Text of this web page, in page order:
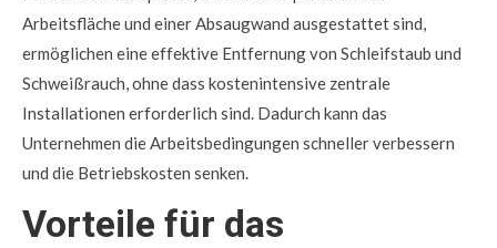
Arbeitsfläche und einer Absaugwand ausgestattet sind,
ermöglichen eine effektive Entfernung von Schleifstaub und
Schweißrauch, ohne dass kostenintensive zentrale
Installationen erforderlich sind. Dadurch kann das
Unternehmen die Arbeitsbedingungen schneller verbessern
und die Betriebskosten senken.
Vorteile für das